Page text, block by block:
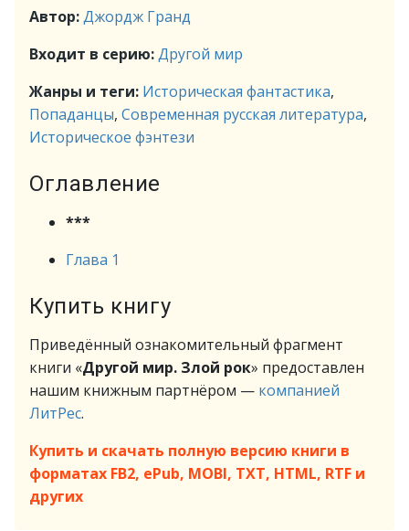
Автор:Джордж Гранд
Входит в серию:Другой мир
Жанры и теги: Историческая фантастика,
Попаданцы, Современная русская литература,
Историческое фэнтези
Оглавление
***
Глава 1
Купить книгу
Приведённый ознакомительный фрагмент
книги «Другой мир. Злой рок» предоставлен
нашим книжным партнёром — компанией
ЛитРес.
Купить и скачать полную версию книги в
форматах FB2, ePub, MOBI, TXT, HTML, RTF и
других